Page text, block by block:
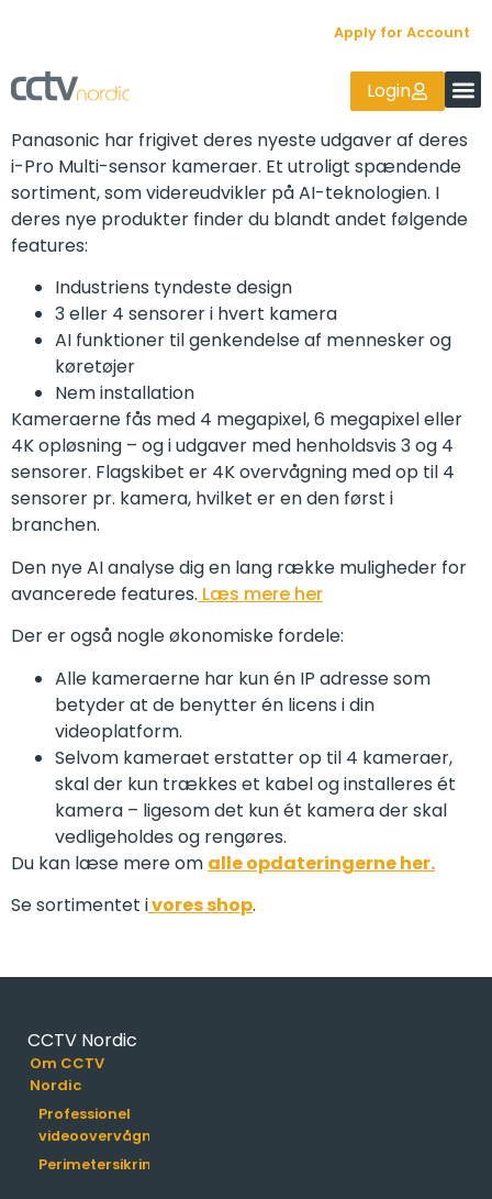
Apply for Account
Login
Panasonic har frigivet deres nyeste udgaver af deres
i-Pro Multi-sensor kameraer. Et utroligt spændende
sortiment, som videreudvikler på AI-teknologien. I
deres nye produkter finder du blandt andet følgende
features:
Industriens tyndeste design
3 eller 4 sensorer i hvert kamera
AI funktioner til genkendelse af mennesker og
køretøjer
Nem installation
Kameraerne fås med 4 megapixel, 6 megapixel eller
4K opløsning – og i udgaver med henholdsvis 3 og 4
sensorer. Flagskibet er 4K overvågning med op til 4
sensorer pr. kamera, hvilket er en den først i
branchen.
Den nye AI analyse dig en lang række muligheder for
avancerede features. Læs mere her
Der er også nogle økonomiske fordele:
Alle kameraerne har kun én IP adresse som
betyder at de benytter én licens i din
videoplatform.
Selvom kameraet erstatter op til 4 kameraer,
skal der kun trækkes et kabel og installeres ét
kamera – ligesom det kun ét kamera der skal
vedligeholdes og rengøres.
Du kan læse mere om alle opdateringerne her.
Se sortimentet ivores shop.
CCTV Nordic
Om CCTV
Nordic
Professionel
videoovervågning
Perimetersikring